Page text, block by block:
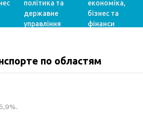
політика та
державне
управління
економіка,
бізнес та
фінанси
по областям